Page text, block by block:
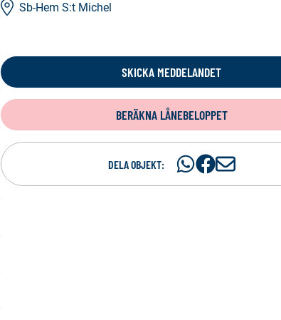
Sb-Hem S:t Michel
SKICKA MEDDELANDET
BERÄKNA LÅNEBELOPPET
DELA OBJEKT:
DelaDelaD